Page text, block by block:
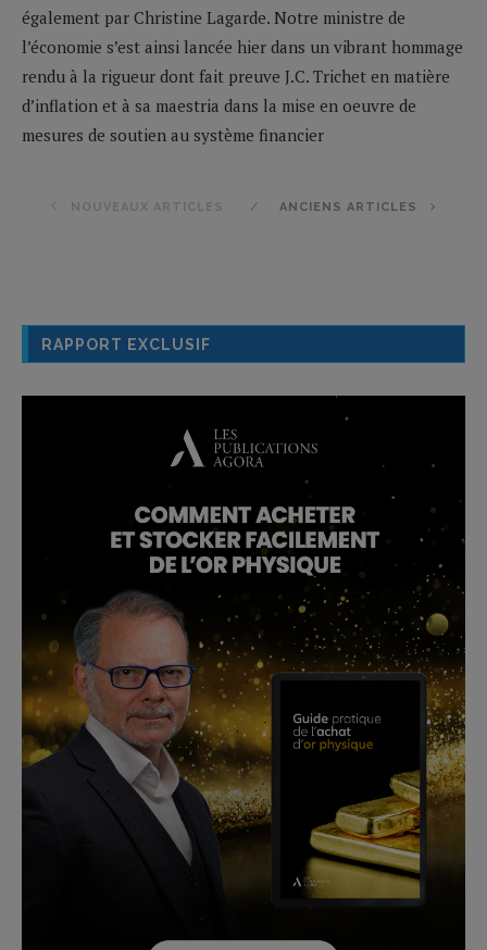
également par Christine Lagarde. Notre ministre de
l’économie s’est ainsi lancée hier dans un vibrant hommage
rendu à la rigueur dont fait preuve J.C. Trichet en matière
d’inflation et à sa maestria dans la mise en oeuvre de
mesures de soutien au système financier
NOUVEAUX ARTICLES ANCIENS ARTICLES
RAPPORT EXCLUSIF